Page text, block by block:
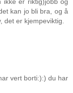
kan jo bli bra, og å
det er kjempeviktig.
vert borti:):) du har